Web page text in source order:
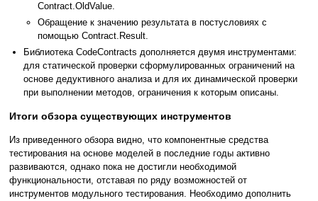
Contract.OldValue.
Обращение к значению результата в постусловиях с
помощью Contract.Result.
Библиотека CodeContracts дополняется двумя инструментами:
для статической проверки сформулированных ограничений на
основе дедуктивного анализа и для их динамической проверки
при выполнении методов, ограничения к которым описаны.
Итоги обзора существующих инструментов
Из приведенного обзора видно, что компонентные средства
тестирования на основе моделей в последние годы активно
развиваются, однако пока не достигли необходимой
функциональности, отставая по ряду возможностей от
инструментов модульного тестирования. Необходимо дополнить